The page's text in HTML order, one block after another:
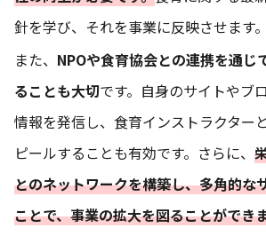
針を学び、それを事業に反映させます。
また、 NPOや食育協会との連携を通じ
ることも大切です。自身のサイトやブ
情報を発信し、食育インストラクター
ピールすることも有効です。さらに、
とのネットワークを構築し、多角的な
ことで、事業の拡大を図ることができ